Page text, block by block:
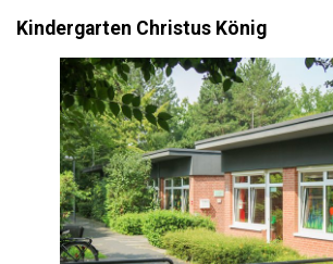
Kindergarten Christus König